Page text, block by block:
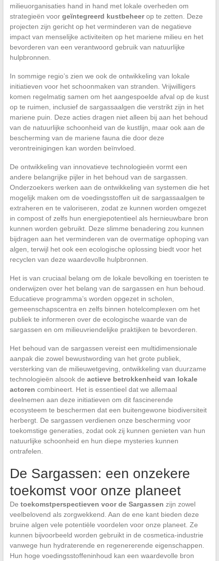
milieuorganisaties hand in hand met lokale overheden om
strategieën voor geïntegreerd kustbeheerop te zetten. Deze
projecten zijn gericht op het verminderen van de negatieve
impact van menselijke activiteiten op het mariene milieu en het
bevorderen van een verantwoord gebruik van natuurlijke
hulpbronnen.
In sommige regio’s zien we ook de ontwikkeling van lokale
initiatieven voor het schoonmaken van stranden. Vrijwilligers
komen regelmatig samen om het aangespoelde afval op de kust
op te ruimen, inclusief de sargassaalgen die verstrikt zijn in het
mariene puin. Deze acties dragen niet alleen bij aan het behoud
van de natuurlijke schoonheid van de kustlijn, maar ook aan de
bescherming van de mariene fauna die door deze
verontreinigingen kan worden beïnvloed.
De ontwikkeling van innovatieve technologieën vormt een
andere belangrijke pijler in het behoud van de sargassen.
Onderzoekers werken aan de ontwikkeling van systemen die het
mogelijk maken om de voedingsstoffen uit de sargassaalgen te
extraheren en te valoriseren, zodat ze kunnen worden omgezet
in compost of zelfs hun energiepotentieel als hernieuwbare bron
kunnen worden gebruikt. Deze slimme benadering zou kunnen
bijdragen aan het verminderen van de overmatige ophoping van
algen, terwijl het ook een ecologische oplossing biedt voor het
recyclen van deze waardevolle hulpbronnen.
Het is van cruciaal belang om de lokale bevolking en toeristen te
onderwijzen over het belang van de sargassen en hun behoud.
Educatieve programma’s worden opgezet in scholen,
gemeenschapscentra en zelfs binnen hotelcomplexen om het
publiek te informeren over de ecologische waarde van de
sargassen en om milieuvriendelijke praktijken te bevorderen.
Het behoud van de sargassen vereist een multidimensionale
aanpak die zowel bewustwording van het grote publiek,
versterking van de milieuwetgeving, ontwikkeling van duurzame
technologieën alsook de actieve betrokkenheid van lokale
actoren combineert. Het is essentieel dat we allemaal
deelnemen aan deze initiatieven om dit fascinerende
ecosysteem te beschermen dat een buitengewone biodiversiteit
herbergt. De sargassen verdienen onze bescherming voor
toekomstige generaties, zodat ook zij kunnen genieten van hun
natuurlijke schoonheid en hun diepe mysteries kunnen
ontrafelen.
De Sargassen: een onzekere
toekomst voor onze planeet
De toekomstperspectieven voor de Sargassen zijn zowel
veelbelovend als zorgwekkend. Aan de ene kant bieden deze
bruine algen vele potentiële voordelen voor onze planeet. Ze
kunnen bijvoorbeeld worden gebruikt in de cosmetica-industrie
vanwege hun hydraterende en regenererende eigenschappen.
Hun hoge voedingsstoffeninhoud kan een waardevolle bron